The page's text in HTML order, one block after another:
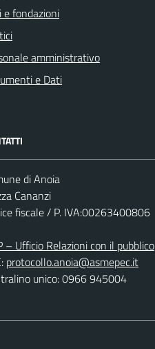
e fondazioni
amministrativo
e Dati
di Anoia
Cananzi
fiscale / P. IVA:00263400806
– Ufficio Relazioni con il pubblico
protocollo.anoia@asmepec.it
unico: 0966 945004